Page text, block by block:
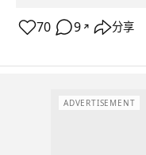
70 9 ↗ 分享
ADVERTISEMENT